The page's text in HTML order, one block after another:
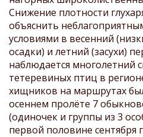
Снижение плотности
объяснить
условиями в весенний
осадки) и летний (засухи)
наблюдается многолетний
тетеревиных птиц в
хищников на маршрутах
осеннем пролёте 7
(одиночек и группы из 3
первой половине сентября